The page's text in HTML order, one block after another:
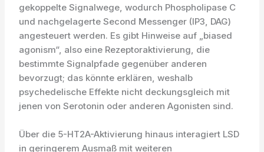
gekoppelte Signalwege, wodurch Phospholipase C
und nachgelagerte Second Messenger (IP3, DAG)
angesteuert werden. Es gibt Hinweise auf „biased
agonism“, also eine Rezeptoraktivierung, die
bestimmte Signalpfade gegenüber anderen
bevorzugt; das könnte erklären, weshalb
psychedelische Effekte nicht deckungsgleich mit
jenen von Serotonin oder anderen Agonisten sind.
Über die 5-HT2A-Aktivierung hinaus interagiert LSD
in geringerem Ausmaß mit weiteren